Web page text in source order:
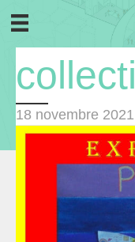
18 novembre 2021